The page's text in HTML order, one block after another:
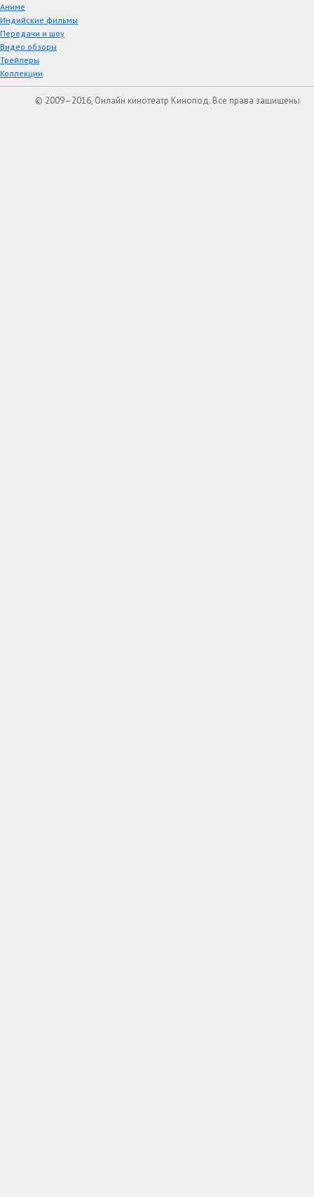
Аниме
Индийские фильмы
Передачи и шоу
Видео обзоры
Трейлеры
Коллекции
© 2009–2016, Онлайн кинотеатр Кинопод. Все права защищены